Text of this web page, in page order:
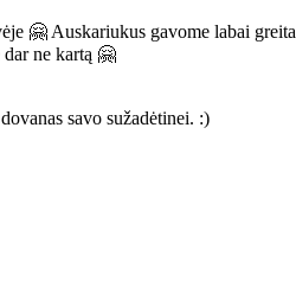
🤗 Auskariukus gavome labai
ne kartą 🤗
savo sužadėtinei. :)